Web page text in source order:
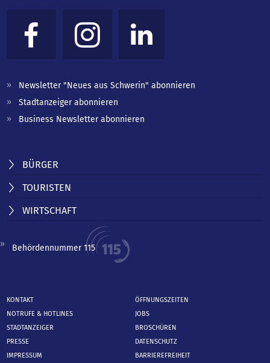
Newsletter "Neues aus Schwerin" abonnieren
Stadtanzeiger abonnieren
Business Newsletter abonnieren
BÜRGER
TOURISTEN
WIRTSCHAFT
Behördennummer 115
KONTAKT
ÖFFNUNGSZEITEN
NOTRUFE & HOTLINES
JOBS
STADTANZEIGER
BROSCHÜREN
PRESSE
DATENSCHUTZ
IMPRESSUM
BARRIEREFREIHEIT